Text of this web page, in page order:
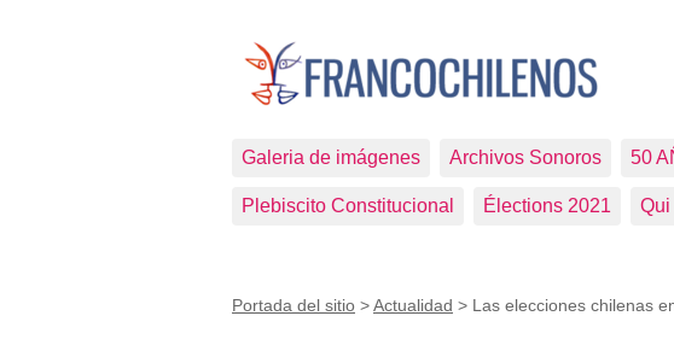
Galeria de imágenes Archivos Sonoros 50
Plebiscito Constitucional Élections 2021 Qui
Portada del sitio >Actualidad > Las elecciones chilenas